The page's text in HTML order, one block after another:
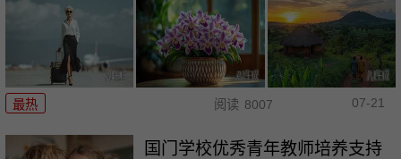
最热 阅读 8007 07-21
国门学校优秀青年教师培养支持